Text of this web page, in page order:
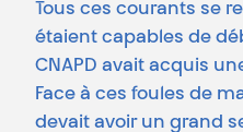
Tous ces courants se
étaient capables de
CNAPD avait acquis
Face à ces foules de
devait avoir un grand